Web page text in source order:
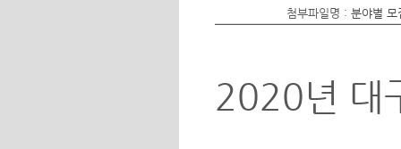
첨부파일명 : 분야별
2020년 대